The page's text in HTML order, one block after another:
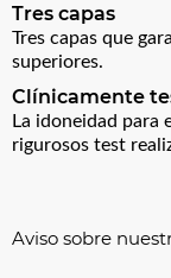
Tres capas
Tres capas que
superiores.
Clínicamente
La idoneidad para
rigurosos test
Aviso sobre